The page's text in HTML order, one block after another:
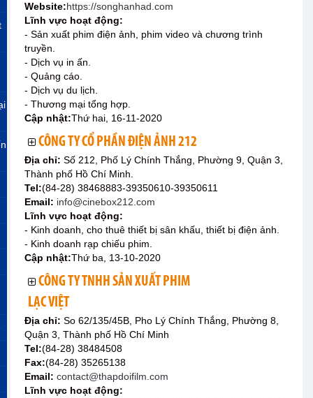
Website:https://songhanhad.com
Lĩnh vực hoạt động:
- Sản xuất phim điện ảnh, phim video và chương trình
truyền.
- Dịch vụ in ấn.
- Quảng cáo.
- Dịch vụ du lịch.
- Thương mại tổng hợp.
Cập nhật:Thứ hai, 16-11-2020
CÔNG TY CỔ PHẦN ĐIỆN ẢNH 212
Địa chỉ: Số 212, Phố Lý Chính Thắng, Phường 9, Quận 3,
Thành phố Hồ Chí Minh.
Tel:(84-28) 38468883-39350610-39350611
Email: info@cinebox212.com
Lĩnh vực hoạt động:
- Kinh doanh, cho thuê thiết bị sân khấu, thiết bị điện ảnh.
- Kinh doanh rạp chiếu phim.
Cập nhật:Thứ ba, 13-10-2020
CÔNG TY TNHH SẢN XUẤT PHIM
LẠC VIỆT
Địa chỉ: So 62/135/45B, Pho Lý Chính Thắng, Phường 8,
Quận 3, Thành phố Hồ Chí Minh
Tel:(84-28) 38484508
Fax:(84-28) 35265138
Email: contact@thapdoifilm.com
Lĩnh vực hoạt động: